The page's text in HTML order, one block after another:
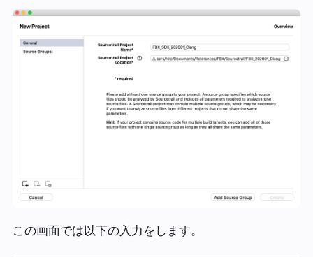
この画面では以下の入力をします。